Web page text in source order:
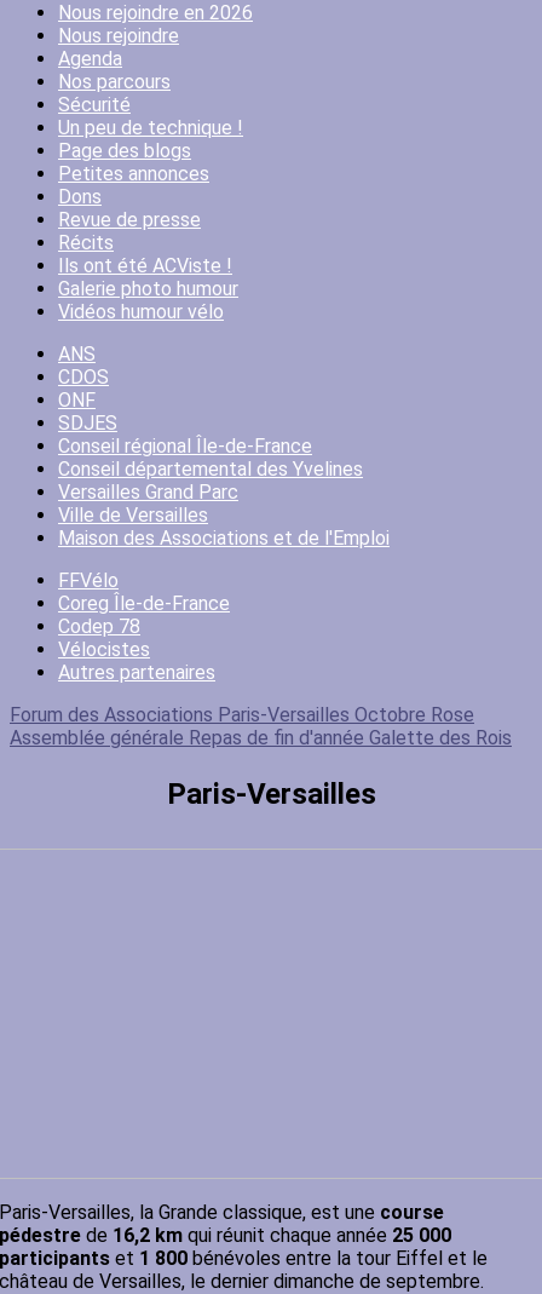
Nous rejoindre en 2026
Nous rejoindre
Agenda
Nos parcours
Sécurité
Un peu de technique !
Page des blogs
Petites annonces
Dons
Revue de presse
Récits
Ils ont été ACViste !
Galerie photo humour
Vidéos humour vélo
ANS
CDOS
ONF
SDJES
Conseil régional Île-de-France
Conseil départemental des Yvelines
Versailles Grand Parc
Ville de Versailles
Maison des Associations et de l'Emploi
FFVélo
Coreg Île-de-France
Codep 78
Vélocistes
Autres partenaires
Forum des Associations Paris-Versailles Octobre Rose
Assemblée générale Repas de fin d'année Galette des Rois
Paris-Versailles
Versailles, la Grande classique, est une course
de 16,2 kmqui réunit chaque année 25 000
et 1 800bénévoles entre la tour Eiffel et le
de Versailles, le dernier dimanche de septembre.